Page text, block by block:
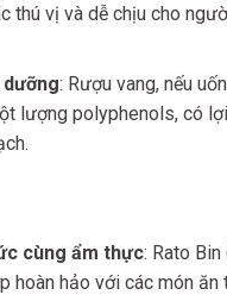
thú vị và dễ chịu cho
: Rượu vang, nếu
lượng polyphenols, có
cùng ẩm thực: Rato
hoàn hảo với các món